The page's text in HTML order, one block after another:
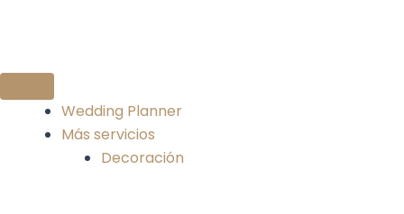
Wedding Planner
Más servicios
Decoración